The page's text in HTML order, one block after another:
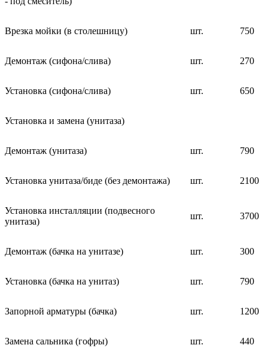
Врезка мойки (в столешницу) шт. 750
Демонтаж (сифона/слива) шт. 270
Установка (сифона/слива) шт. 650
Установка и замена (унитаза)
Демонтаж (унитаза) шт. 790
Установка унитаза/биде (без демонтажа) шт. 2100
Установка инсталляции (подвесного
унитаза)
шт. 3700
Демонтаж (бачка на унитазе) шт. 300
Установка (бачка на унитаз) шт. 790
Запорной арматуры (бачка) шт. 1200
Замена сальника (гофры) шт. 440